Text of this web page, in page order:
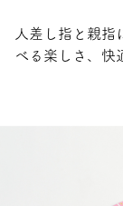
人差し指と親指
べる楽しさ、快